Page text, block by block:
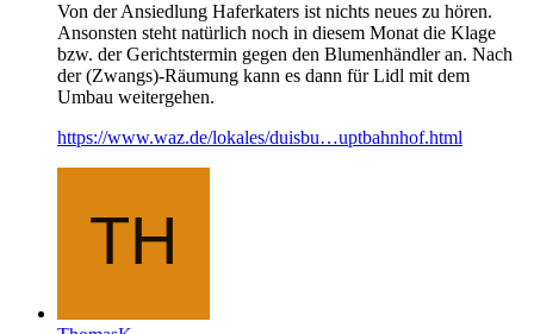
Von der Ansiedlung Haferkaters ist nichts neues zu hören.
Ansonsten steht natürlich noch in diesem Monat die Klage
bzw. der Gerichtstermin gegen den Blumenhändler an. Nach
der (Zwangs)-Räumung kann es dann für Lidl mit dem
Umbau weitergehen.
https://www.waz.de/lokales/duisbu…uptbahnhof.html